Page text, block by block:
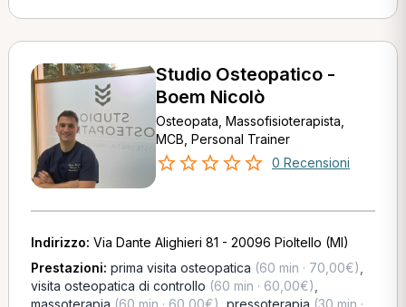
Studio Osteopatico -
Boem Nicolò
Osteopata, Massofisioterapista,
MCB, Personal Trainer
0 Recensioni
Indirizzo: Via Dante Alighieri 81 - 20096 Pioltello (MI)
Prestazioni: prima visita osteopatica (60 min · 70,00€)
visita osteopatica di controllo (60 min · 60,00€)
massoterapia (60 min · 60,00€) pressoterapia (30 min ·